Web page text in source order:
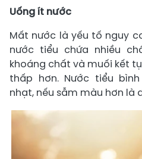
Uống ít nước
Mất nước là yếu tố nguy
nước tiểu chứa nhiều
khoáng chất và muối kết
thấp hơn. Nước tiểu
nhạt, nếu sẫm màu hơn là